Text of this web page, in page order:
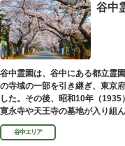
谷中
谷中霊園は、谷中にある都立霊
の寺域の一部を引き継ぎ、東京
した。その後、昭和10年（
寛永寺や天王寺の墓地が入り組
の墓が並んでいます。園内を通
す。谷中エリア